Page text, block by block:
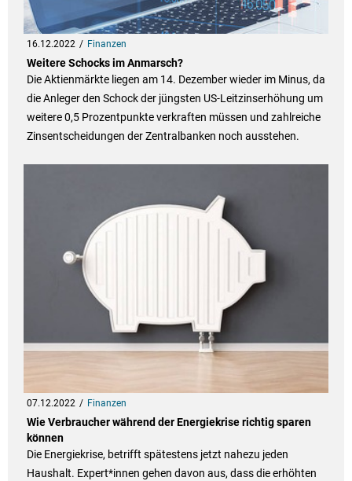
16.12.2022 Finanzen
Weitere Schocks im Anmarsch?
Die Aktienmärkte liegen am 14. Dezember wieder im Minus, da
die Anleger den Schock der jüngsten US-Leitzinserhöhung um
weitere 0,5 Prozentpunkte verkraften müssen und zahlreiche
Zinsentscheidungen der Zentralbanken noch ausstehen.
07.12.2022 Finanzen
Wie Verbraucher während der Energiekrise richtig sparen
können
Die Energiekrise, betrifft spätestens jetzt nahezu jeden
Haushalt. Expert*innen gehen davon aus, dass die erhöhten